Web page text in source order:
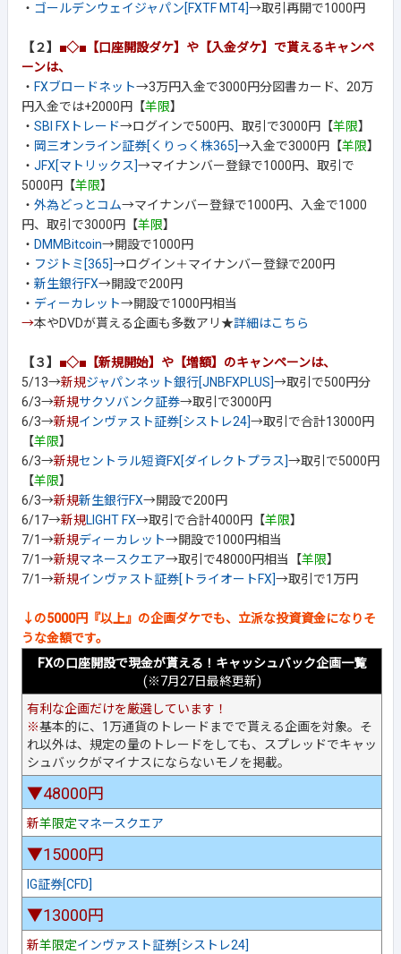
・ ゴールデンウェイジャパン[FXTF MT4]→取引再開で1000円
【２】 ■◇■【口座開設ダケ】や【入金ダケ】で貰えるキャンペ
ーンは、
・ FXブロードネット→3万円入金で3000円分図書カード、20万
円入金では+2000円【羊限】
・ SBI FXトレード→ログインで500円、取引で3000円【羊限】
・ 岡三オンライン証券[くりっく株365]→入金で3000円【羊限】
・ JFX[マトリックス]→マイナンバー登録で1000円、取引で
5000円【羊限】
・ 外為どっとコム→マイナンバー登録で1000円、入金で1000
円、取引で3000円【羊限】
・ DMMBitcoin→開設で1000円
・ フジトミ[365]→ログイン＋マイナンバー登録で200円
・ 新生銀行FX→開設で200円
・ ディーカレット→開設で1000円相当
→本やDVDが貰える企画も多数アリ★詳細はこちら
【３】 ■◇■【新規開始】や【増額】のキャンペーンは、
5/13→新規ジャパンネット銀行[JNBFXPLUS]→取引で500円分
6/3→新規サクソバンク証券→取引で3000円
6/3→新規インヴァスト証券[シストレ24]→取引で合計13000円
【羊限】
6/3→新規セントラル短資FX[ダイレクトプラス]→取引で5000円
【羊限】
6/3→新規新生銀行FX→開設で200円
6/17→新規LIGHT FX→取引で合計4000円【羊限】
7/1→新規ディーカレット→開設で1000円相当
7/1→新規マネースクエア→取引で48000円相当【羊限】
7/1→新規インヴァスト証券[トライオートFX]→取引で1万円
↓の5000円『以上』の企画ダケでも、立派な投資資金になりそ
うな金額です。
FXの口座開設で現金が貰える！キャッシュバック企画一覧
(※7月27日最終更新)
有利な企画だけを厳選しています！
※基本的に、1万通貨のトレードまでで貰える企画を対象。そ
れ以外は、規定の量のトレードをしても、スプレッドでキャッ
シュバックがマイナスにならないモノを掲載。
▼48000円
新羊限定マネースクエア
▼15000円
IG証券[CFD]
▼13000円
新羊限定インヴァスト証券[シストレ24]